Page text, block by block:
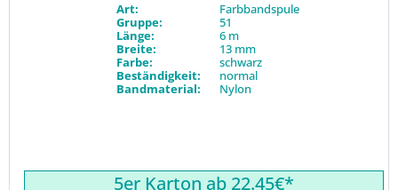
Art:
Farbbandspule
Gruppe:
51
Länge:
6 m
Breite:
13 mm
Farbe:
schwarz
Beständigkeit:
normal
Bandmaterial:
Nylon
5er Karton ab 22.45€*